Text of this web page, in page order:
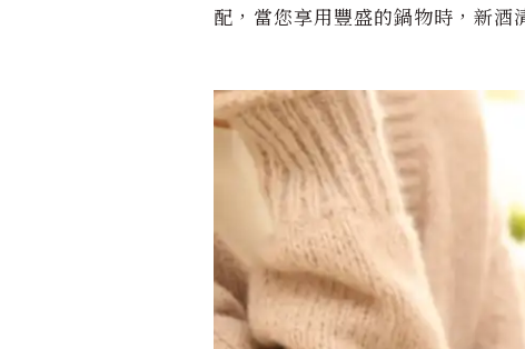
配，當您享用豐盛的鍋物時，新酒